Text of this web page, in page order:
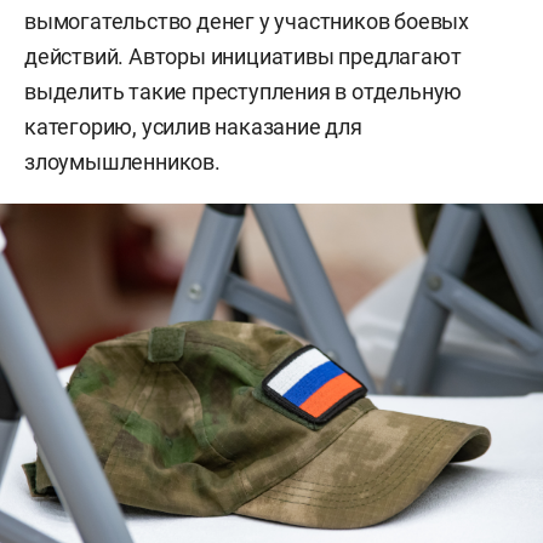
вымогательство денег у участников боевых
действий. Авторы инициативы предлагают
выделить такие преступления в отдельную
категорию, усилив наказание для
злоумышленников.